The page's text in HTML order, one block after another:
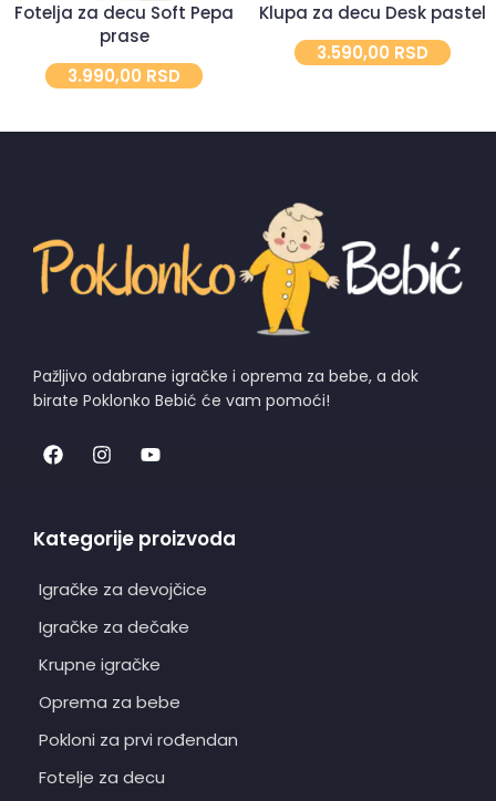
Fotelja za decu Soft Pepa
prase
3.990,00 RSD
Klupa za decu Desk pastel
3.590,00 RSD
Pažljivo odabrane igračke i oprema za bebe, a dok
birate Poklonko Bebić će vam pomoći!
Kategorije proizvoda
Igračke za devojčice
Igračke za dečake
Krupne igračke
Oprema za bebe
Pokloni za prvi rođendan
Fotelje za decu